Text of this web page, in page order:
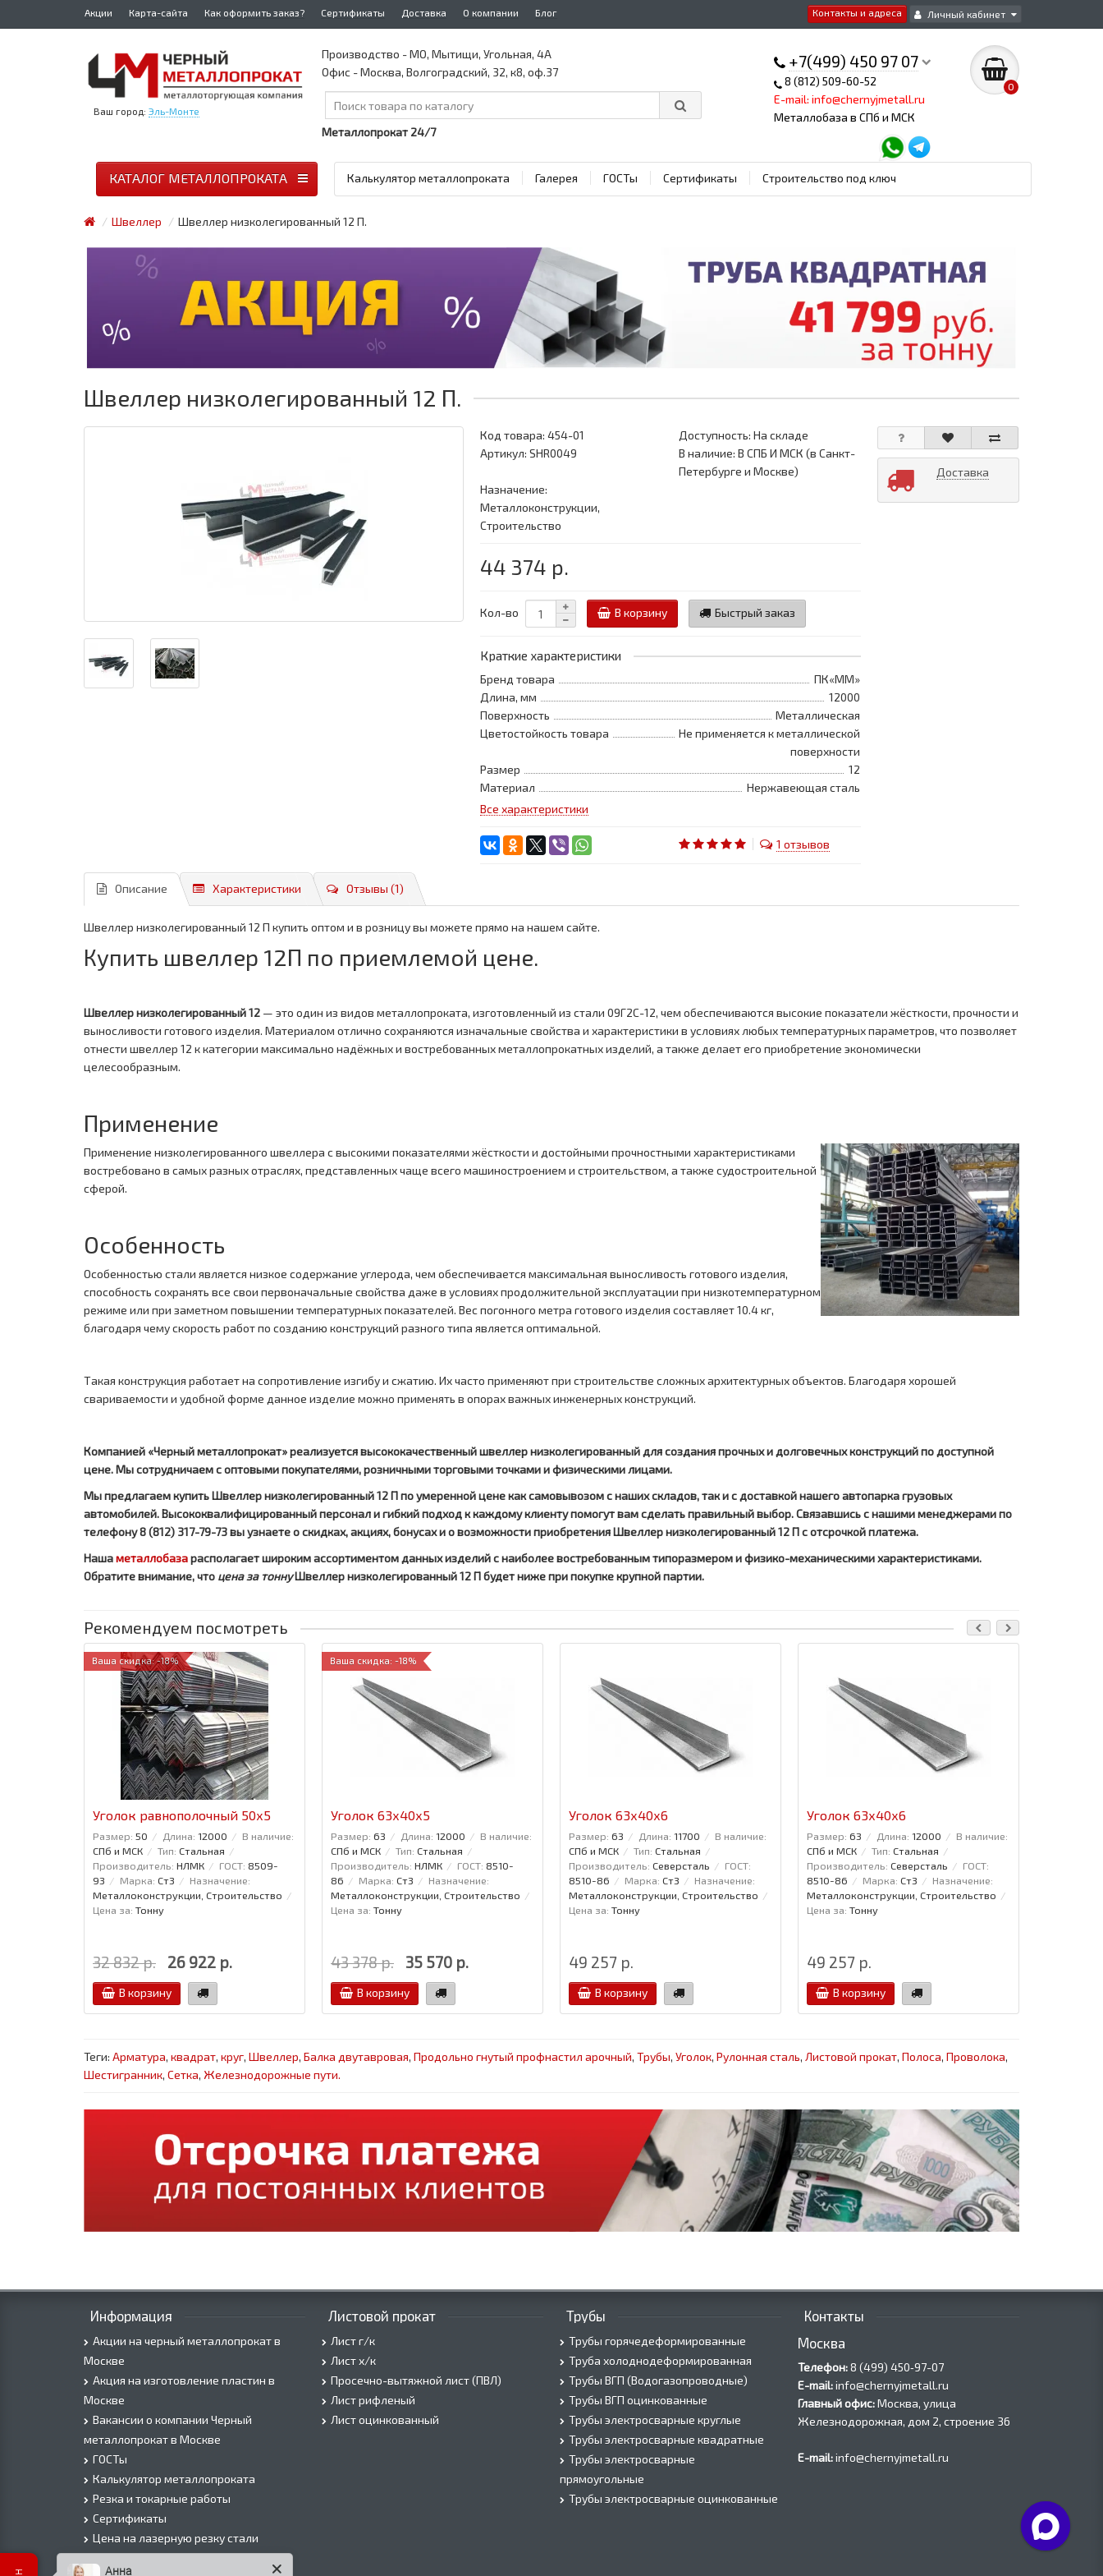
Контакты и адреса Личный кабинет
Акции Карта-сайта Как оформить заказ? Сертификаты Доставка О компании Блог
Ваш город: Эль-Монте
+7(499) 450 97 07
8 (812) 509-60-52
E-mail: info@chernyjmetall.ru
Металлобаза в СПб и МСК
0
Производство - МО, Мытищи, Угольная, 4А
Офис - Москва, Волгоградский, 32, к8, оф.37
Металлопрокат 24/7
Калькулятор металлопроката Галерея ГОСТы Сертификаты Строительство под ключ
КАТАЛОГ МЕТАЛЛОПРОКАТА
Швеллер Швеллер низколегированный 12 П.
Швеллер низколегированный 12 П.
Код товара:454-01
Доступность: На складе
Артикул: SHR0049
В наличие: В СПБ И МСК (в Санкт-
Петербурге и Москве)
Назначение:
Металлоконструкции,
Строительство
44 374 р.
Кол-во В корзину Быстрый заказ
Краткие характеристики
Бренд товара
ПК«ММ»
Длина, мм
12000
Поверхность
Металлическая
Цветостойкость товара
Не применяется к металлической
поверхности
Размер
12
Материал
Нержавеющая сталь
Все характеристики
1 отзывов
Доставка
Описание Характеристики Отзывы (1)
Швеллер низколегированный 12 П купить оптом и в розницу вы можете прямо на нашем сайте.
Купить швеллер 12П по приемлемой цене.
Швеллер низколегированный 12 — это один из видов металлопроката, изготовленный из стали 09Г2С-12, чем обеспечиваются высокие показатели жёсткости, прочности и
выносливости готового изделия. Материалом отлично сохраняются изначальные свойства и характеристики в условиях любых температурных параметров, что позволяет
отнести швеллер 12 к категории максимально надёжных и востребованных металлопрокатных изделий, а также делает его приобретение экономически
целесообразным.
Применение
Применение низколегированного швеллера с высокими показателями жёсткости и достойными прочностными характеристиками
востребовано в самых разных отраслях, представленных чаще всего машиностроением и строительством, а также судостроительной
сферой.
Особенность
Особенностью стали является низкое содержание углерода, чем обеспечивается максимальная выносливость готового изделия,
способность сохранять все свои первоначальные свойства даже в условиях продолжительной эксплуатации при низкотемпературном
режиме или при заметном повышении температурных показателей. Вес погонного метра готового изделия составляет 10.4 кг,
благодаря чему скорость работ по созданию конструкций разного типа является оптимальной.
Такая конструкция работает на сопротивление изгибу и сжатию. Их часто применяют при строительстве сложных архитектурных объектов. Благодаря хорошей
свариваемости и удобной форме данное изделие можно применять в опорах важных инженерных конструкций.
Компанией «Черный металлопрокат» реализуется высококачественный швеллер низколегированный для создания прочных и долговечных конструкций по доступной
цене. Мы сотрудничаем с оптовыми покупателями, розничными торговыми точками и физическими лицами.
Мы предлагаем купить Швеллер низколегированный 12 П по умеренной цене как самовывозом с наших складов, так и с доставкой нашего автопарка грузовых
автомобилей. Высококвалифицированный персонал и гибкий подход к каждому клиенту помогут вам сделать правильный выбор. Связавшись с нашими менеджерами по
телефону 8 (812) 317-79-73 вы узнаете о скидках, акциях, бонусах и о возможности приобретения Швеллер низколегированный 12 П с отсрочкой платежа.
Нашаметаллобазарасполагает широким ассортиментом данных изделий с наиболее востребованным типоразмером и физико-механическими характеристиками.
Обратите внимание, что цена за тоннуШвеллер низколегированный 12 П будет ниже при покупке крупной партии.
Рекомендуем посмотреть
Ваша скидка: -18%
Уголок равнополочный 50x5
Размер: 50 Длина: 12000
В наличие:
СПб и МСК
Тип: Стальная
Производитель: НЛМК ГОСТ: 8509-
93
Марка: Ст3
Назначение:
Металлоконструкции, Строительство
Цена за: Тонну
32 832 р. 26 922 р.
В корзину
Ваша скидка: -18%
Уголок 63x40x5
Размер: 63 Длина: 12000
В наличие:
СПб и МСК
Тип: Стальная
Производитель: НЛМК ГОСТ: 8510-
86
Марка: Ст3
Назначение:
Металлоконструкции, Строительство
Цена за: Тонну
43 378 р. 35 570 р.
В корзину
Уголок 63x40x6
Размер: 63 Длина: 11700
В наличие:
СПб и МСК
Тип: Стальная
Производитель: Северсталь
ГОСТ:
8510-86
Марка: Ст3
Назначение:
Металлоконструкции, Строительство
Цена за: Тонну
49 257 р.
В корзину
Уголок 63x40x6
Размер: 63 Длина: 12000
В наличие:
СПб и МСК
Тип: Стальная
Производитель: Северсталь
ГОСТ:
8510-86
Марка: Ст3
Назначение:
Металлоконструкции, Строительство
Цена за: Тонну
49 257 р.
В корзину
Теги: Арматура, квадрат, круг, Швеллер, Балка двутавровая, Продольно гнутый профнастил арочный, Трубы, Уголок, Рулонная сталь, Листовой прокат, Полоса, Проволока,
Шестигранник, Сетка, Железнодорожные пути.
Информация
Акции на черный металлопрокат в
Москве
Акция на изготовление пластин в
Москве
Вакансии о компании Черный
металлопрокат в Москве
ГОСТы
Калькулятор металлопроката
Резка и токарные работы
Сертификаты
Цена на лазерную резку стали
Цена на плазменую резку стали
Листовой прокат
Лист г/к
Лист х/к
Просечно-вытяжной лист (ПВЛ)
Лист рифленый
Лист оцинкованный
Трубы
Трубы горячедеформированные
Труба холоднодеформированная
Трубы ВГП (Водогазопроводные)
Трубы ВГП оцинкованные
Трубы электросварные круглые
Трубы электросварные квадратные
Трубы электросварные
прямоугольные
Трубы электросварные оцинкованные
Контакты
Москва
Телефон:8 (499) 450‑97-07
E-mail:info@chernyjmetall.ru
Главный офис:Москва, улица
Железнодорожная, дом 2, строение 36
E-mail:info@chernyjmetall.ru
Анна